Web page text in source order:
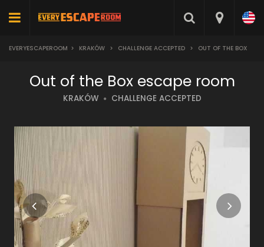
EVERYESCAPEROOM > KRAKÓW > CHALLENGE ACCEPTED > OUT OF THE BOX
Out of the Box escape room
KRAKÓW CHALLENGE ACCEPTED